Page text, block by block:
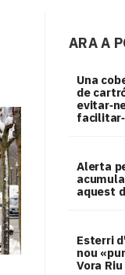
ARA A
Una
de
Alerta
aquest
Esterri
nou
Vora Riu